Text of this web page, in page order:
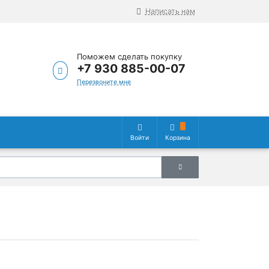
Написать нам
Поможем сделать покупку
+7 930 885-00-07
Перезвоните мне
Войти Корзина